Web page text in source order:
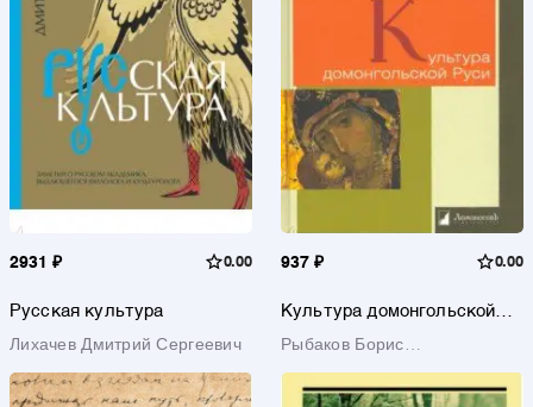
2931 ₽ 0.00
Русская культура
Лихачев Дмитрий Сергеевич
937 ₽ 0.00
Культура домонгольской
Рыбаков Борис